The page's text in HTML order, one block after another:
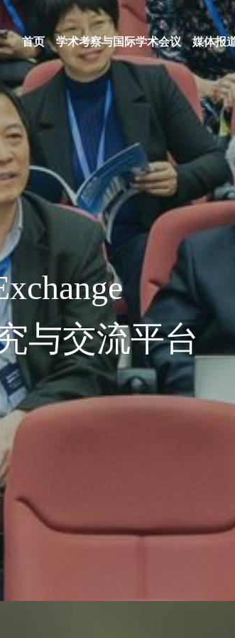
首页 学术考察与国际学术会议 媒体报
与交流平台